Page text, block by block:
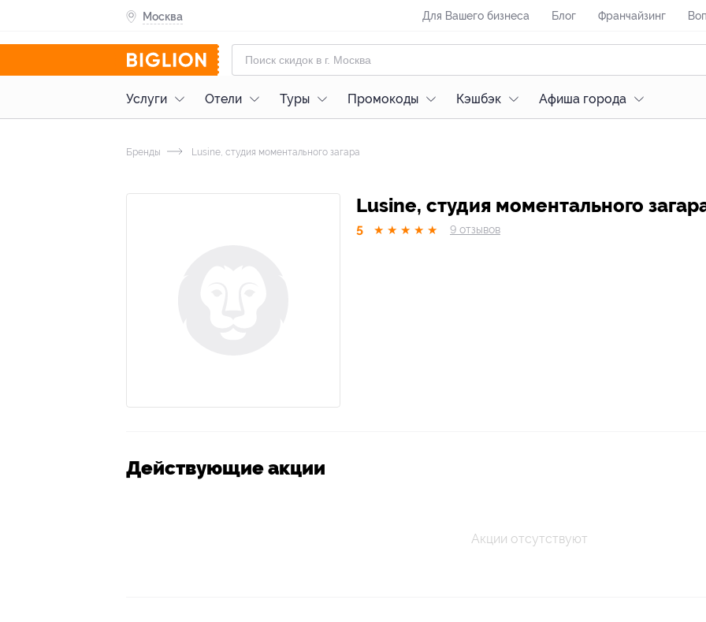
Москва Для Вашего бизнеса Блог Франчайзинг
Услуги Отели Туры Промокоды Кэшбэк Афиша города
Бренды Lusine, студия моментального загара
Lusine, студия моментального
5 ★ ★ ★ ★ ★ 9 отзывов
Действующие акции
Акции отсутствуют